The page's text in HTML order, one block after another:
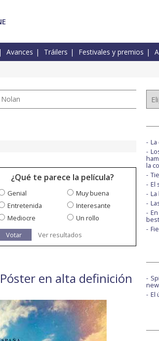
Avances Tráilers Festivales y premios
¿Qué te parece la película?
Genial
Muy buena
Entretenida
Interesante
Mediocre
Un rollo
Votar
Ver resultados
en alta definición
la
El
El